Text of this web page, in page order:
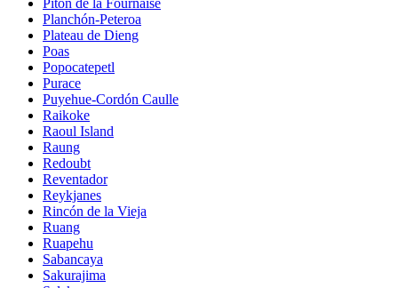
Piton de la Fournaise
Planchón-Peteroa
Plateau de Dieng
Poas
Popocatepetl
Purace
Puyehue-Cordón Caulle
Raikoke
Raoul Island
Raung
Redoubt
Reventador
Reykjanes
Rincón de la Vieja
Ruang
Ruapehu
Sabancaya
Sakurajima